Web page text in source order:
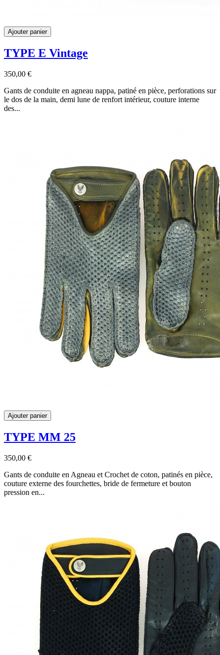
Ajouter panier
TYPE E Vintage
350,00 €
Gants de conduite en agneau nappa, patiné en pièce, perforations sur
le dos de la main, demi lune de renfort intérieur, couture interne
des...
Ajouter panier
TYPE MM 25
350,00 €
Gants de conduite en Agneau et Crochet de coton, patinés en pièce,
couture externe des fourchettes, bride de fermeture et bouton
pression en...